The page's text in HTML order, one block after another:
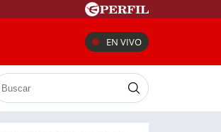
EN VIVO